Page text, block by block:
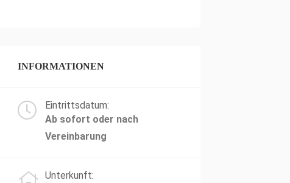
INFORMATIONEN
Eintrittsdatum:
Ab sofort oder nach
Vereinbarung
Unterkunft: